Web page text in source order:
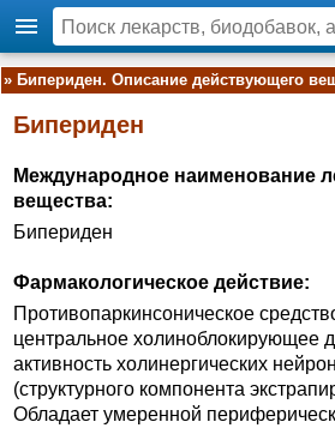
» Бипериден. Описание действующего
Бипериден
Международное наименование
вещества:
Бипериден
Фармакологическое действие:
Противопаркинсоническое
центральное холиноблокирующее
активность холинергических
(структурного компонента
Обладает умеренной